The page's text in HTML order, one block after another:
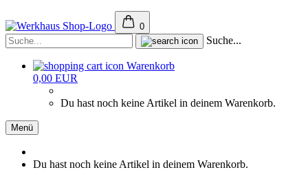
0
Suche...
Warenkorb
0,00 EUR
Du hast noch keine Artikel in deinem Warenkorb.
Menü
Du hast noch keine Artikel in deinem Warenkorb.